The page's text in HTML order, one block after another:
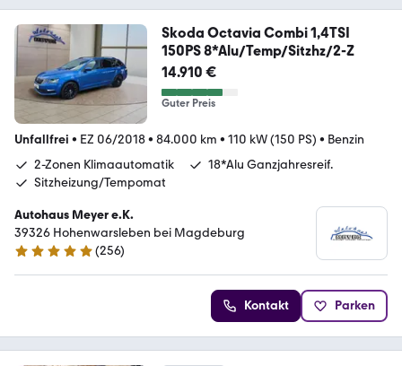
Skoda Octavia Combi 1,4TSI
150PS 8*Alu/Temp/Sitzhz/2-Z
14.910 €
Guter Preis
Unfallfrei • EZ 06/2018• 84.000 km • 110 kW (150 PS) • Benzin
2-Zonen Klimaautomatik
18*Alu Ganzjahresreif.
Sitzheizung/Tempomat
Autohaus Meyer e.K.
39326 Hohenwarsleben bei Magdeburg
4.8 Sterne
(256)
Kontakt Parken